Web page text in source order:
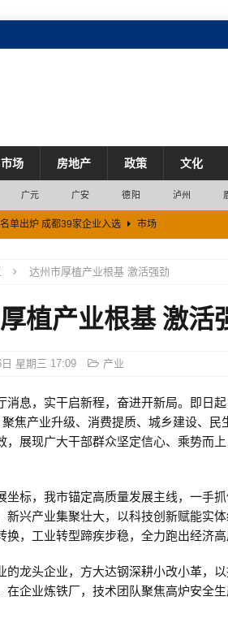
市场 房地产 政策 文化
广元 广安 德阳 泸州
单出炉 成都39家企业入选 市场
经济
纽门户 市场
加快构建具有广元特色的现代化工业体系 产业
达州市厚植产业根基 激活强劲
植产业根基 激活
星期三 17:09 产业
消息，实干启新程，奋进开新局。即日
聚焦产业升级、消费提质、城乡建设、
，展现广大干部群众坚定信心、乘势而
坐标，我市锚定高质量发展主线，一手
新兴产业集聚壮大，以科技创新赋能实
换，工业转型蹄疾步稳，全力跑出经济高
的龙头企业，方大达钢深耕小改小革，
在企业炼铁厂，技术团队聚焦高炉安全